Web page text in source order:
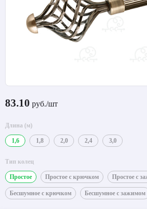
83.10 руб./шт
Длина (м)
1,6 1,8 2,0 2,4 3,0
Тип колец
Простое Простое с крючком Простое с
Бесшумное с крючком Бесшумное с зажимом